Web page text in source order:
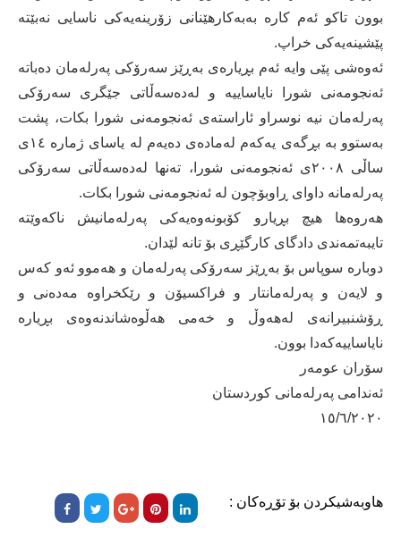
بوون تاکو ئەم کارە بەبەکارھێنانی زۆرینەیەکی ناسایی نەبێتە
پێشینەیەکی خراپ.
ئەوەشی پێی وایە ئەم بڕیارەی بەڕێز سەرۆکی پەرلەمان دەباتە
ئەنجومەنی شورا نایاساییە و لەدەسەڵاتی جێگری سەرۆکی
پەرلەمان نیە نوسراو ئاراستەی ئەنجومەنی شورا بکات، پشت
بەستوو بە بڕگەی یەکەم لەمادەی دەیەم لە یاسای ژمارە ١٤ی
ساڵی ٢٠٠٨ی ئەنجومەنی شورا، تەنھا لەدەسەڵاتی سەرۆکی
پەرلەمانە داوای ڕاوبۆچون لە ئەنجومەنی شورا بکات.
ھەروەھا ھیچ بڕیارو کۆبونەوەیەکی پەرلەمانیش ناکەوێتە
تایبەتمەندی دادگای کارگێڕی بۆ تانە لێدان.
دوبارە سوپاس بۆ بەڕێز سەرۆکی پەرلەمان و ھەموو ئەو کەس
و لایەن و پەرلەمانتار و فراکسیۆن و رێکخراوە مەدەنی و
ڕۆشنبیرانەی لەھەوڵ و خەمی ھەڵوەشاندنەوەی بڕیارە
نایاساییەکەدا بوون.
سۆران عومەر
ئەندامی پەرلەمانی کوردستان
١٥/٦/٢٠٢٠
هاوبەشیکردن بۆ تۆڕەکان :